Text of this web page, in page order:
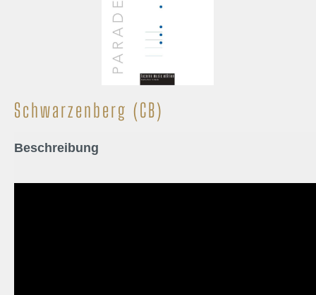
Schwarzenberg (CB)
Beschreibung